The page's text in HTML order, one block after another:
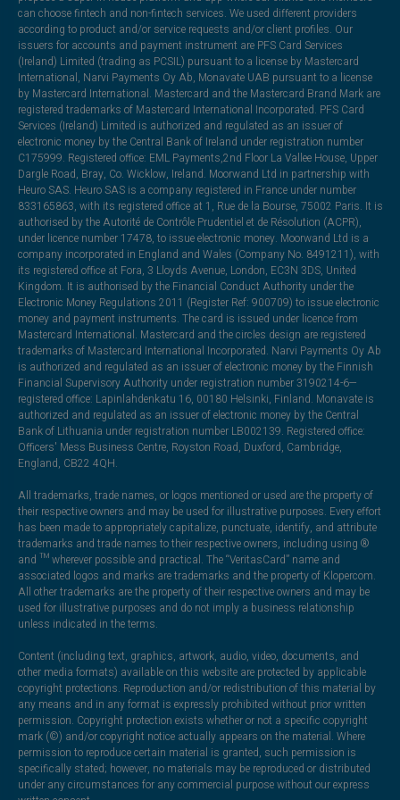
can choose fintech and non-fintech services. We used different providers
according to product and/or service requests and/or client profiles. Our
issuers for accounts and payment instrument are PFS Card Services
(Ireland) Limited (trading as PCSIL) pursuant to a license by Mastercard
International, Narvi Payments Oy Ab, Monavate UAB pursuant to a license
by Mastercard International. Mastercard and the Mastercard Brand Mark are
registered trademarks of Mastercard International Incorporated. PFS Card
Services (Ireland) Limited is authorized and regulated as an issuer of
electronic money by the Central Bank of Ireland under registration number
C175999. Registered office: EML Payments,2nd Floor La Vallee House, Upper
Dargle Road, Bray, Co. Wicklow, Ireland. Moorwand Ltd in partnership with
Heuro SAS. Heuro SAS is a company registered in France under number
833165863, with its registered office at 1, Rue de la Bourse, 75002 Paris. It is
authorised by the Autorité de Contrôle Prudentiel et de Résolution (ACPR),
under licence number 17478, to issue electronic money. Moorwand Ltd is a
company incorporated in England and Wales (Company No. 8491211), with
its registered office at Fora, 3 Lloyds Avenue, London, EC3N 3DS, United
Kingdom. It is authorised by the Financial Conduct Authority under the
Electronic Money Regulations 2011 (Register Ref: 900709) to issue electronic
money and payment instruments. The card is issued under licence from
Mastercard International. Mastercard and the circles design are registered
trademarks of Mastercard International Incorporated. Narvi Payments Oy Ab
is authorized and regulated as an issuer of electronic money by the Finnish
Financial Supervisory Authority under registration number 3190214-6—
registered office: Lapinlahdenkatu 16, 00180 Helsinki, Finland. Monavate is
authorized and regulated as an issuer of electronic money by the Central
Bank of Lithuania under registration number LB002139. Registered office:
Officers' Mess Business Centre, Royston Road, Duxford, Cambridge,
England, CB22 4QH.
All trademarks, trade names, or logos mentioned or used are the property of
their respective owners and may be used for illustrative purposes. Every effort
has been made to appropriately capitalize, punctuate, identify, and attribute
trademarks and trade names to their respective owners, including using ®
and ™ wherever possible and practical. The “VeritasCard” name and
associated logos and marks are trademarks and the property of Klopercom.
All other trademarks are the property of their respective owners and may be
used for illustrative purposes and do not imply a business relationship
unless indicated in the terms.
Content (including text, graphics, artwork, audio, video, documents, and
other media formats) available on this website are protected by applicable
copyright protections. Reproduction and/or redistribution of this material by
any means and in any format is expressly prohibited without prior written
permission. Copyright protection exists whether or not a specific copyright
mark (©) and/or copyright notice actually appears on the material. Where
permission to reproduce certain material is granted, such permission is
specifically stated; however, no materials may be reproduced or distributed
under any circumstances for any commercial purpose without our express